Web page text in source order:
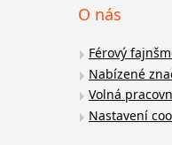
O nás
Férový
Nabízené
Volná
Nastavení